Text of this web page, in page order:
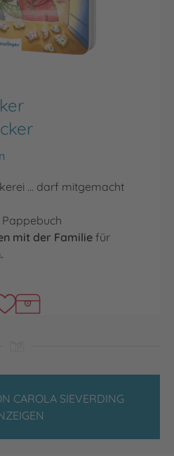
... darf mitgemacht
mit der Familie für
CAROLA SIEVERDING